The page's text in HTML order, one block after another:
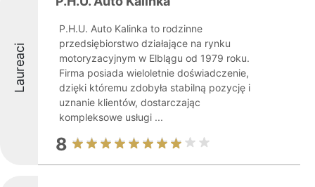
Laureaci
P.H.U. Auto Kalinka to rodzinne
przedsiębiorstwo działające na rynku
motoryzacyjnym w Elblągu od 1979 roku.
Firma posiada wieloletnie doświadczenie,
dzięki któremu zdobyła stabilną pozycję i
uznanie klientów, dostarczając
kompleksowe usługi ...
8